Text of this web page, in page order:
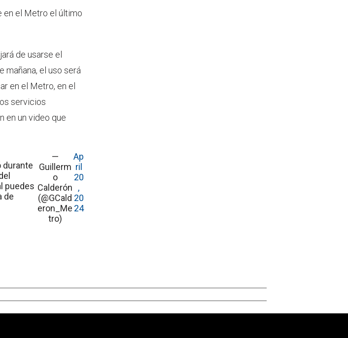
en el Metro el último
de usarse el
mañana, el uso será
en el Metro, en el
servicios
en un video que
durante
puedes
de
—
Guillerm
o
Calderón
(@GCald
eron_Me
tro)
Ap
ril
20
,
20
24